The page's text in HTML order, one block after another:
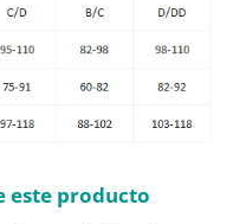
este producto